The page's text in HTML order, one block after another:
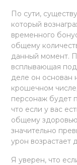
По сути,
который
временного
общему
данный момент.
всплывающая
деле он основан
крошечном
персонаж будет
что если у вас
общему
значительно
урон возрастает
Я уверен, что